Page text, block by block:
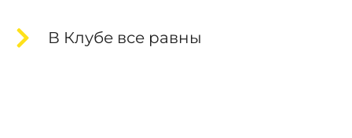
В Клубе все равны